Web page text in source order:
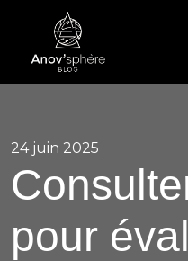
24 juin 2025
pour